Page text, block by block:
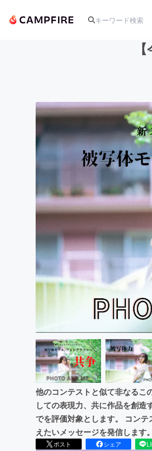
アート・写真
テクノロジー・
映像・映画
ビジネス・起業
まちづくり・地
他のコンテストと似て非なるこ
しての表現力、共に作品を創造
でを評価対象とします。 コン
えたいメッセージを発信します。
ポスト シェア